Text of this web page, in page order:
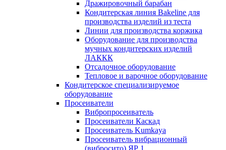
Дражировочный барабан
Кондитерская линия Bakeline для
производства изделий из теста
Линии для производства коржика
Оборудование для производства
мучных кондитерских изделий
ЛАККК
Отсадочное оборудование
Тепловое и варочное оборудование
Кондитерское специализируемое
оборудование
Просеиватели
Вибропросеиватель
Просеиватели Каскад
Просеиватель Kumkaya
Просеиватель вибрационный
(вибросито) ЯР 1